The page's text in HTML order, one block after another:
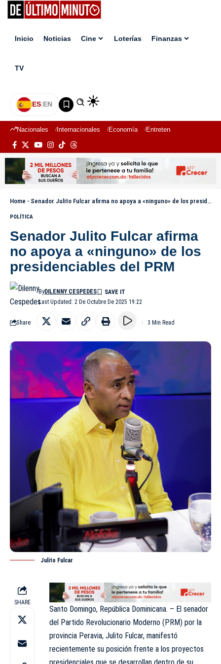
Inicio Noticias Cine Loterías Finanzas
TV
ES|EN
Nacionales Internacionales Economía Entretenimiento
Home - Senador Julito Fulcar afirma no apoya a «ninguno» de los presidenciables del PRM
POLÍTICA
Senador Julito Fulcar afirma
no apoya a «ninguno» de los
presidenciables del PRM
Last Updated: 2 De Octubre De 2025 19:22
ByDILENNY CESPEDES
Share 3 Min Read
Julito Fulcar
SHARE
Santo Domingo, República Dominicana. – El senador
del Partido Revolucionario Moderno (PRM) por la
provincia Peravia, Julito Fulcar, manifestó
recientemente su posición frente a los proyectos